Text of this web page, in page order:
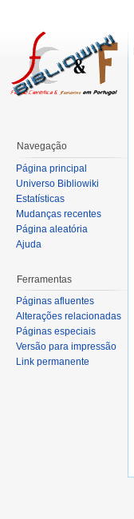
Navegação
Página principal
Universo Bibliowiki
Estatísticas
Mudanças recentes
Página aleatória
Ajuda
Ferramentas
Páginas afluentes
Alterações relacionadas
Páginas especiais
Versão para impressão
Link permanente